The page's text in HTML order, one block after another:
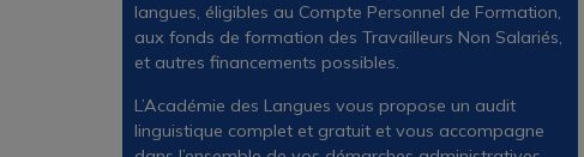
langues, éligibles au Compte Personnel de Formation,
aux fonds de formation des Travailleurs Non Salariés,
et autres financements possibles.
L’Académie des Langues vous propose un audit
linguistique complet et gratuit et vous accompagne